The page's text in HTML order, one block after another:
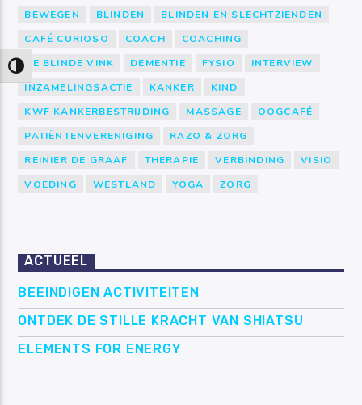
Keuze voor hoog contrast
BEWEGEN BLINDEN
BLINDEN EN SLECHTZIENDEN
CAFÉ CURIOSO
COACH
COACHING
DE BLINDE VINK
DEMENTIE FYSIO
INTERVIEW
INZAMELINGSACTIE
KANKER
KIND
KWF KANKERBESTRIJDING
MASSAGE
OOGCAFÉ
PATIËNTENVERENIGING
RAZO & ZORG
REINIER DE GRAAF
THERAPIE VERBINDING
VISIO
VOEDING
WESTLAND YOGA ZORG
ACTUEEL
BEEINDIGEN ACTIVITEITEN
ONTDEK DE STILLE KRACHT VAN SHIATSU
ELEMENTS FOR ENERGY